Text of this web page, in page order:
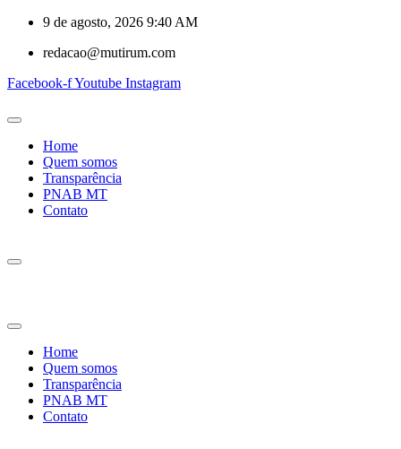
9 de agosto, 2026 9:40 AM
redacao@mutirum.com
Facebook-fYoutube Instagram
Home
Quem somos
Transparência
PNAB MT
Contato
Home
Quem somos
Transparência
PNAB MT
Contato